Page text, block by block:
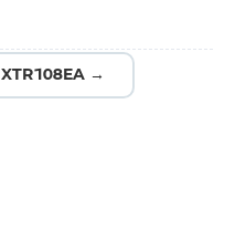
XTR108EA →